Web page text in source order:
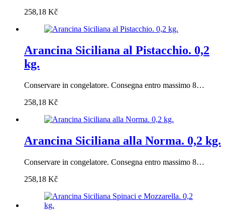
258,18 Kč
Arancina Siciliana al Pistacchio. 0,2
kg.
Conservare in congelatore. Consegna entro massimo 8…
258,18 Kč
Arancina Siciliana alla Norma. 0,2 kg.
Conservare in congelatore. Consegna entro massimo 8…
258,18 Kč